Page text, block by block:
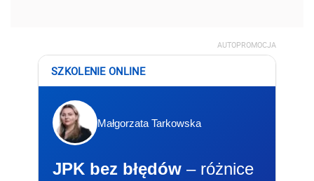
AUTOPROMOCJA
SZKOLENIE ONLINE
Małgorzata Tarkowska
JPK bez błędów – różnice